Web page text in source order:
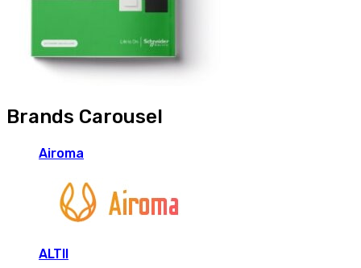
Brands Carousel
Airoma
ALTII